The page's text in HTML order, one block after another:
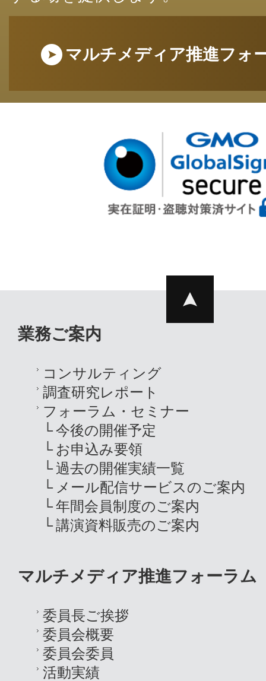
マルチメディア推進フォ
業務ご案内
コンサルティング
調査研究レポート
フォーラム・セミナー
今後の開催予定
お申込み要領
過去の開催実績一覧
メール配信サービスのご案内
年間会員制度のご案内
講演資料販売のご案内
マルチメディア推進フォーラム
委員長ご挨拶
委員会概要
委員会委員
活動実績